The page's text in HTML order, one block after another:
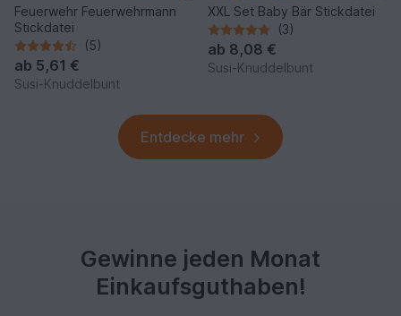
Feuerwehr Feuerwehrmann
Stickdatei
(5)
ab 5,61 €
Susi-Knuddelbunt
XXL Set Baby Bär Stickdatei
(3)
ab 8,08 €
Susi-Knuddelbunt
Entdecke mehr
Gewinne jeden Monat
Einkaufsguthaben!